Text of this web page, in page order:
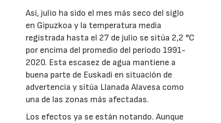
Así, julio ha sido el mes más seco del siglo
en Gipuzkoa y la temperatura media
registrada hasta el 27 de julio se sitúa 2,2 °C
por encima del promedio del periodo 1991-
2020. Esta escasez de agua mantiene a
buena parte de Euskadi en situación de
advertencia y sitúa Llanada Alavesa como
una de las zonas más afectadas.
Los efectos ya se están notando. Aunque